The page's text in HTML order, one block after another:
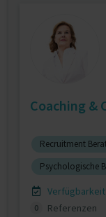
Coaching &
Recruitment
Psychologische
0
Referenzen